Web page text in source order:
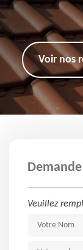
Voir nos
Veuillez